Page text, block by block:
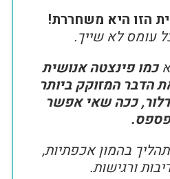
הזו היא משחררת!
עומס לא שייך.
כמו פינצטה אנושית
הדבר המזוקק ביותר
ככה שאי אפשר
בהמון אכפתיות,
ורגישות.